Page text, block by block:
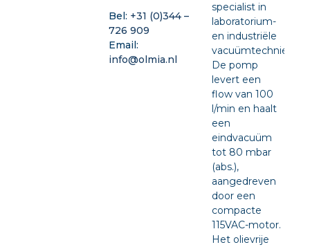
Bel: +31 (0)344 –
726 909
Email:
info@olmia.nl
specialist in
laboratorium-
en industriële
vacuümtechniek.
De pomp
levert een
flow van 100
l/min en haalt
een
eindvacuüm
tot 80 mbar
(abs.),
aangedreven
door een
compacte
115VAC-motor.
Het olievrije